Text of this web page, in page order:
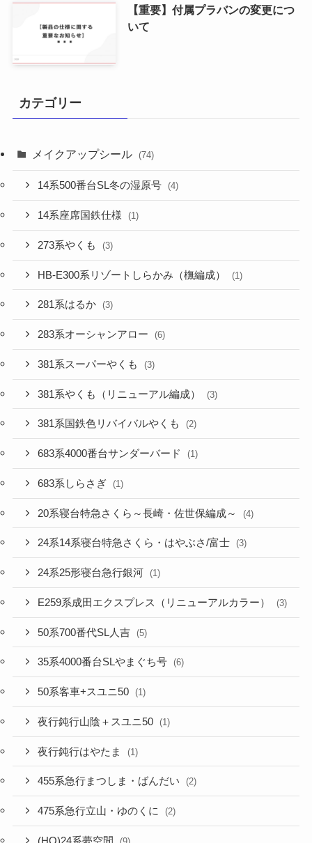
【重要】付属プラバンの変更につ
いて
カテゴリー
メイクアップシール (74)
14系500番台SL冬の湿原号 (4)
14系座席国鉄仕様 (1)
273系やくも (3)
HB-E300系リゾートしらかみ（橅編成） (1)
281系はるか (3)
283系オーシャンアロー (6)
381系スーパーやくも (3)
381系やくも（リニューアル編成） (3)
381系国鉄色リバイバルやくも (2)
683系4000番台サンダーバード (1)
683系しらさぎ (1)
20系寝台特急さくら～長崎・佐世保編成～ (4)
24系14系寝台特急さくら・はやぶさ/富士 (3)
24系25形寝台急行銀河 (1)
E259系成田エクスプレス（リニューアルカラー） (3)
50系700番代SL人吉 (5)
35系4000番台SLやまぐち号 (6)
50系客車+スユニ50 (1)
夜行鈍行山陰＋スユニ50 (1)
夜行鈍行はやたま (1)
455系急行まつしま・ばんだい (2)
475系急行立山・ゆのくに (2)